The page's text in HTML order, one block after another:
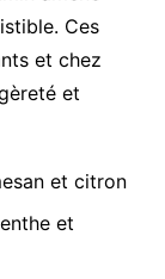
Ces
et chez
et
et citron
et